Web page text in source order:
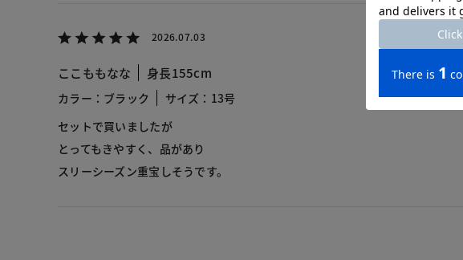
2026.07.03
ここももなな 身長155cm
カラー：ブラック
サイズ：13号
セットで買いましたが
とってもきやすく、品があり
スリーシーズン重宝しそうです。